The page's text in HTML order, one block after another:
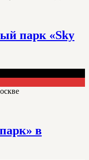
парк «Sky
в